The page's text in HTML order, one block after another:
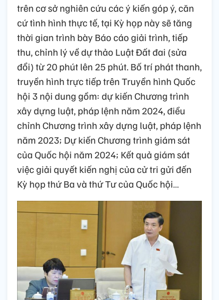
trên cơ sở nghiên cứu các ý kiến góp ý, căn
cứ tình hình thực tế, tại Kỳ họp này sẽ tăng
thời gian trình bày Báo cáo giải trình, tiếp
thu, chỉnh lý về dự thảo Luật Đất đai (sửa
đổi) từ 20 phút lên 25 phút. Bố trí phát thanh,
truyền hình trực tiếp trên Truyền hình Quốc
hội 3 nội dung gồm: dự kiến Chương trình
xây dựng luật, pháp lệnh năm 2024, điều
chỉnh Chương trình xây dựng luật, pháp lệnh
năm 2023; Dự kiến Chương trình giám sát
của Quốc hội năm 2024; Kết quả giám sát
việc giải quyết kiến nghị của cử tri gửi đến
Kỳ họp thứ Ba và thứ Tư của Quốc hội…